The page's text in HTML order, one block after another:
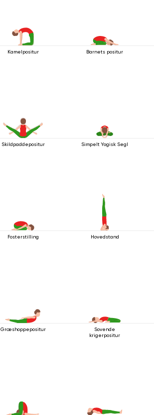
Kamelpositur Barnets positur
Skildpaddepositur Simpelt Yogisk Segl
Fosterstilling Hovedstand
Græshoppepositur
Sovende
krigerpositur